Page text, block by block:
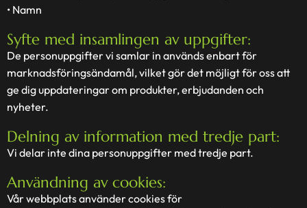
• Namn
Syfte med insamlingen av uppgifter:
De personuppgifter vi samlar in används enbart för
marknadsföringsändamål, vilket gör det möjligt för oss att
ge dig uppdateringar om produkter, erbjudanden och
nyheter.
Delning av information med tredje part:
Vi delar inte dina personuppgifter med tredje part.
Användning av cookies:
Vår webbplats använder cookies för